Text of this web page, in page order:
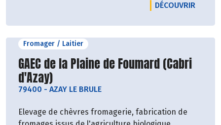
1990 qu'il décident de supprimer les produits
chimiques de leurs vignes. En 2010, le domaine
obtient la certification AB qui confirme cet
engagement durable et avant-gardiste.
Le vignoble s'étend sur 28 hectares répartis entre
Vous dégusterez des vins sincères et
DÉCOUVRIR
Fromager / Laitier
Découvrir le producteur
GAEC de la Plaine de Foumard (Cabri
d'Azay)
79400 - AZAY LE BRULE
Elevage de chèvres fromagerie, fabrication de